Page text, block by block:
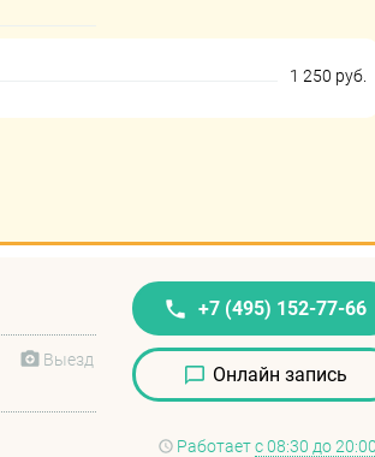
1 250 руб.
Выезд
+7 (495) 152-77-66
Онлайн запись
Работаетс 08:30 до